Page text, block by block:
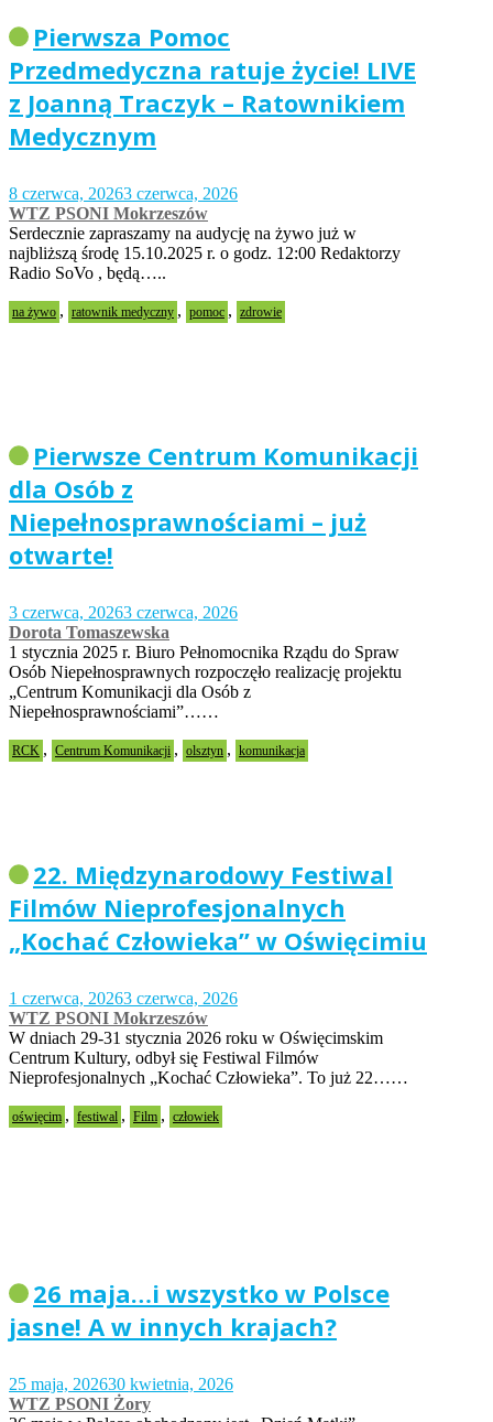
Pierwsza Pomoc
Przedmedyczna ratuje życie! LIVE
z Joanną Traczyk – Ratownikiem
Medycznym
8 czerwca, 20263 czerwca, 2026
WTZ PSONI Mokrzeszów
Serdecznie zapraszamy na audycję na żywo już w
najbliższą środę 15.10.2025 r. o godz. 12:00 Redaktorzy
Radio SoVo , będą…..
na żywo , ratownik medyczny , pomoc , zdrowie
Pierwsze Centrum Komunikacji
dla Osób z
Niepełnosprawnościami – już
otwarte!
3 czerwca, 20263 czerwca, 2026
Dorota Tomaszewska
1 stycznia 2025 r. Biuro Pełnomocnika Rządu do Spraw
Osób Niepełnosprawnych rozpoczęło realizację projektu
„Centrum Komunikacji dla Osób z
Niepełnosprawnościami”……
RCK , Centrum Komunikacji , olsztyn , komunikacja
22. Międzynarodowy Festiwal
Filmów Nieprofesjonalnych
„Kochać Człowieka” w Oświęcimiu
1 czerwca, 20263 czerwca, 2026
WTZ PSONI Mokrzeszów
W dniach 29-31 stycznia 2026 roku w Oświęcimskim
Centrum Kultury, odbył się Festiwal Filmów
Nieprofesjonalnych „Kochać Człowieka”. To już 22……
oświęcim , festiwal , Film , człowiek
26 maja…i wszystko w Polsce
jasne! A w innych krajach?
25 maja, 202630 kwietnia, 2026
WTZ PSONI Żory